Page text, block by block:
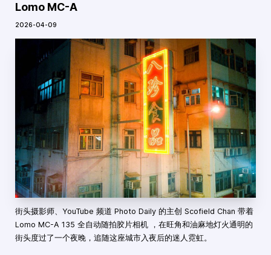
Lomo MC-A
2026-04-09
街头摄影师、YouTube 频道 Photo Daily 的主创 Scofield Chan 带着
Lomo MC-A 135 全自动随拍胶片相机 ，在旺角和油麻地灯火通明的
街头度过了一个夜晚，追随这座城市入夜后的迷人霓虹。